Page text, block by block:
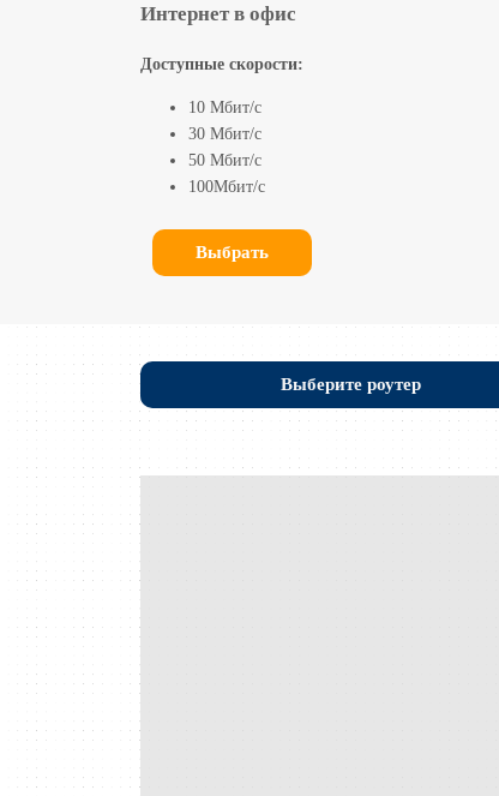
Интернет в офис
Доступные скорости:
10 Мбит/с
30 Мбит/с
50 Мбит/с
100Мбит/с
Выбрать
Выберите роутер